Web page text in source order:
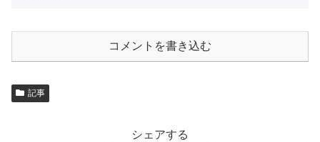
コメントを書き込む
記事
シェアする